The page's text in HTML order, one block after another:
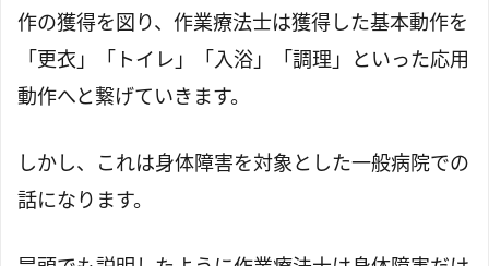
作の獲得を図り、作業療法士は獲得した基本動作を
「更衣」「トイレ」「入浴」「調理」といった応用
動作へと繋げていきます。
しかし、これは身体障害を対象とした一般病院での
話になります。